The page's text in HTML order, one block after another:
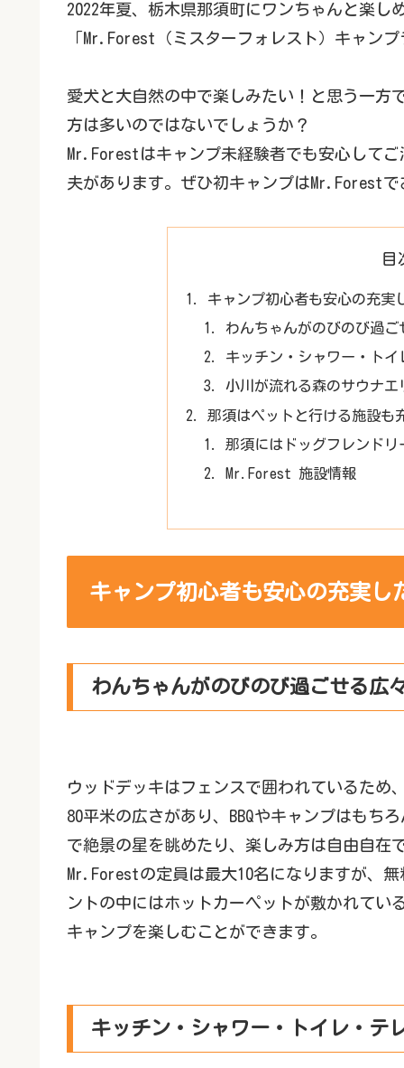
2022年夏、栃木県那須町にワンちゃんと楽
「Mr.Forest（ミスターフォレスト）キャン
愛犬と大自然の中で楽しみたい！と思う一方
方は多いのではないでしょうか？
Mr.Forestはキャンプ未経験者でも安心して
夫があります。ぜひ初キャンプはMr.Forest
目
キャンプ初心者も安心の充実
わんちゃんがのびのび過
キッチン・シャワー・ト
小川が流れる森のサウナエ
那須はペットと行ける施設も
那須にはドッグフレンド
Mr.Forest 施設情報
キャンプ初心者も安心の充実し
わんちゃんがのびのび過ごせる広
ウッドデッキはフェンスで囲われているため
80平米の広さがあり、BBQやキャンプはもち
で絶景の星を眺めたり、楽しみ方は自由自在
Mr.Forestの定員は最大10名になりますが、
ントの中にはホットカーペットが敷かれてい
キャンプを楽しむことができます。
キッチン・シャワー・トイレ・テ